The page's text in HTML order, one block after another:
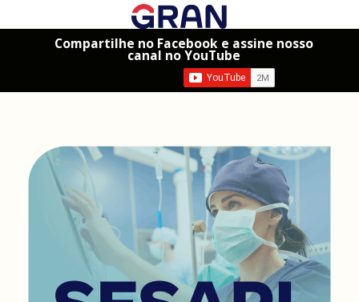
Compartilhe no Facebook e assine nosso
canal no YouTube